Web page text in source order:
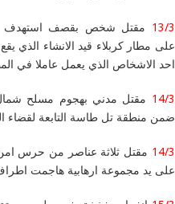
13/3 مقتل شخص بقصف استهدف
على مطار كربلاء قيد الانشاء الذي
احد الاشخاص الذي يعمل عاملا في
14/3 مقتل مدني بهجوم مسلح شمال
ضمن منطقة تل طاسة التابعة لقضاء
14/3 مقتل ثلاثة عناصر من حرس
على يد مجموعة ارهابية هاجمت